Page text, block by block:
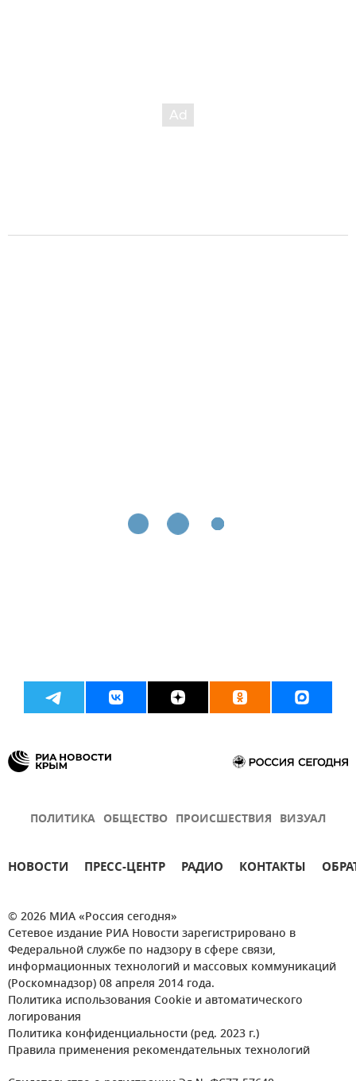
ПОЛИТИКА ОБЩЕСТВО ПРОИСШЕСТВИЯ ВИЗУАЛ
НОВОСТИ ПРЕСС-ЦЕНТР РАДИО КОНТАКТЫ
© 2026 МИА «Россия сегодня»
Сетевое издание РИА Новости зарегистрировано в
Федеральной службе по надзору в сфере связи,
информационных технологий и массовых коммуникаций
(Роскомнадзор) 08 апреля 2014 года.
Политика использования Cookie и автоматического
логирования
Политика конфиденциальности (ред. 2023 г.)
Правила применения рекомендательных технологий